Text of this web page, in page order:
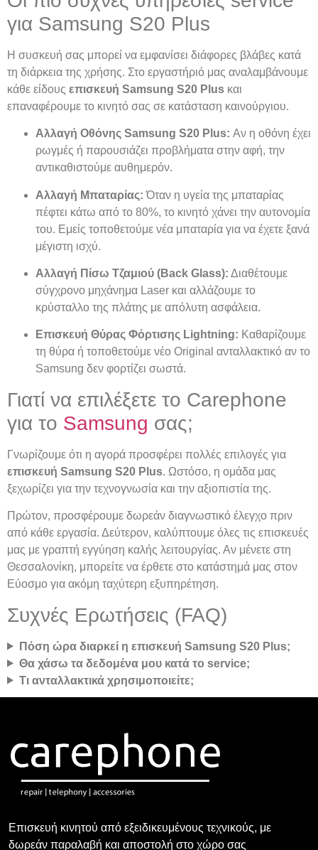
για Samsung S20 Plus
Η συσκευή σας μπορεί να εμφανίσει διάφορες βλάβες κατά
τη διάρκεια της χρήσης. Στο εργαστήριό μας αναλαμβάνουμε
κάθε είδους επισκευή Samsung S20 Plus και
επαναφέρουμε το κινητό σας σε κατάσταση καινούργιου.
Αλλαγή Οθόνης Samsung S20 Plus: Αν η οθόνη έχει
ρωγμές ή παρουσιάζει προβλήματα στην αφή, την
αντικαθιστούμε αυθημερόν.
Αλλαγή Μπαταρίας: Όταν η υγεία της μπαταρίας
πέφτει κάτω από το 80%, το κινητό χάνει την αυτονομία
του. Εμείς τοποθετούμε νέα μπαταρία για να έχετε ξανά
μέγιστη ισχύ.
Αλλαγή Πίσω Τζαμιού (Back Glass): Διαθέτουμε
σύγχρονο μηχάνημα Laser και αλλάζουμε το
κρύσταλλο της πλάτης με απόλυτη ασφάλεια.
Επισκευή Θύρας Φόρτισης Lightning: Καθαρίζουμε
τη θύρα ή τοποθετούμε νέο Original ανταλλακτικό αν το
Samsung δεν φορτίζει σωστά.
Γιατί να επιλέξετε το Carephone
για το Samsung σας;
Γνωρίζουμε ότι η αγορά προσφέρει πολλές επιλογές για
επισκευή Samsung S20 Plus. Ωστόσο, η ομάδα μας
ξεχωρίζει για την τεχνογνωσία και την αξιοπιστία της.
Πρώτον, προσφέρουμε δωρεάν διαγνωστικό έλεγχο πριν
από κάθε εργασία. Δεύτερον, καλύπτουμε όλες τις επισκευές
μας με γραπτή εγγύηση καλής λειτουργίας. Αν μένετε στη
Θεσσαλονίκη, μπορείτε να έρθετε στο κατάστημά μας στον
Εύοσμο για ακόμη ταχύτερη εξυπηρέτηση.
Συχνές Ερωτήσεις (FAQ)
Πόση ώρα διαρκεί η επισκευή Samsung S20 Plus;
Θα χάσω τα δεδομένα μου κατά το service;
Τι ανταλλακτικά χρησιμοποιείτε;
Επισκευή κινητού από εξειδικευμένους τεχνικούς, με
δωρεάν παραλαβή και αποστολή στο χώρο σας